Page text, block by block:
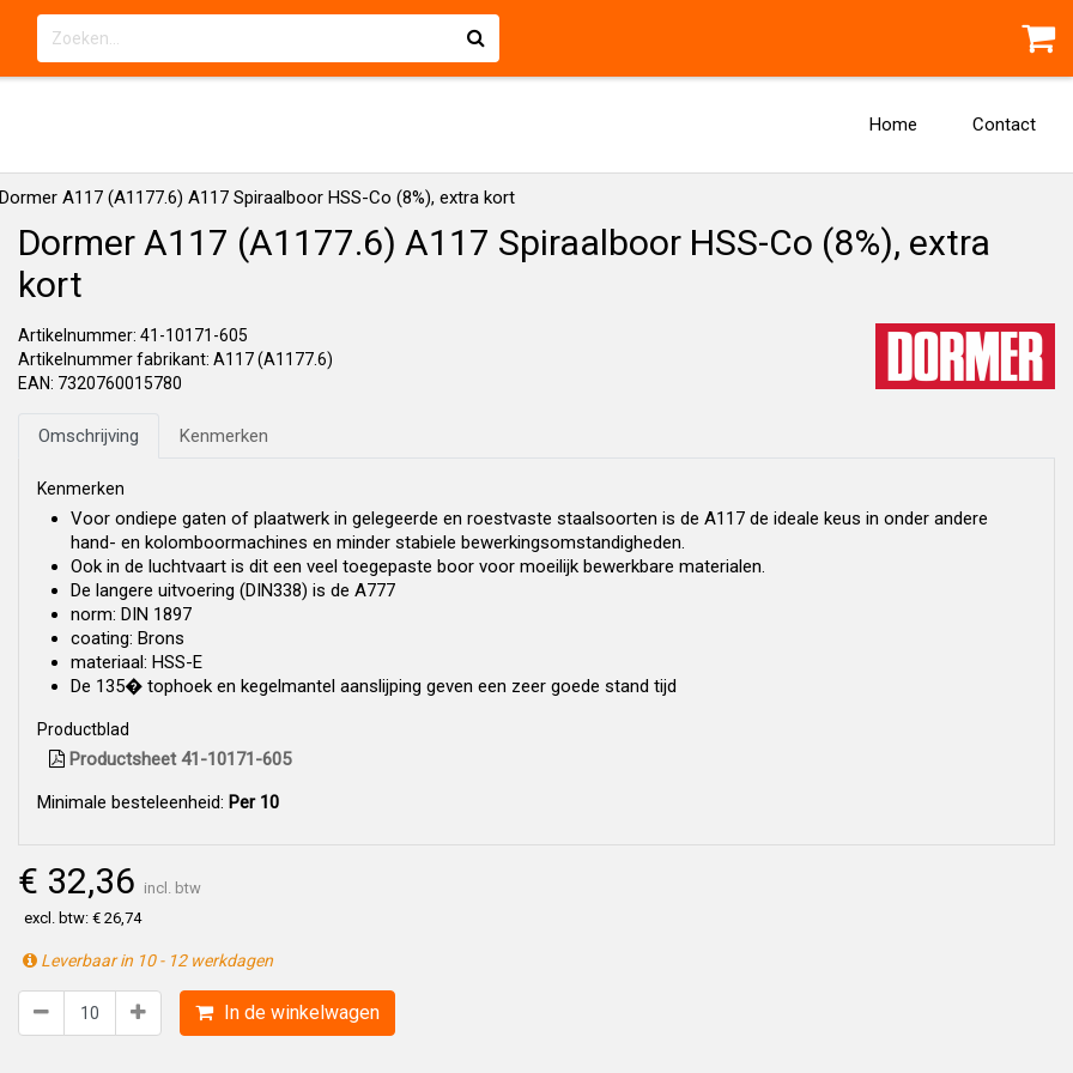
Home Contact
Dormer A117 (A1177.6) A117 Spiraalboor HSS-Co (8%), extra kort
Dormer A117 (A1177.6) A117 Spiraalboor HSS-Co (8%), extra
kort
Artikelnummer: 41-10171-605
Artikelnummer fabrikant: A117 (A1177.6)
EAN: 7320760015780
Omschrijving Kenmerken
Kenmerken
Voor ondiepe gaten of plaatwerk in gelegeerde en roestvaste staalsoorten is de A117 de ideale keus in onder andere
hand- en kolomboormachines en minder stabiele bewerkingsomstandigheden.
Ook in de luchtvaart is dit een veel toegepaste boor voor moeilijk bewerkbare materialen.
De langere uitvoering (DIN338) is de A777
norm: DIN 1897
coating: Brons
materiaal: HSS-E
De 135� tophoek en kegelmantel aanslijping geven een zeer goede stand tijd
Productblad
Productsheet 41-10171-605
Minimale besteleenheid: Per 10
€ 32,36 incl. btw
excl. btw: € 26,74
Leverbaar in 10 - 12 werkdagen
In de winkelwagen